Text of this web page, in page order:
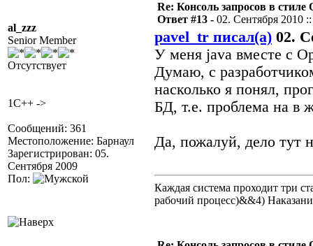
al_zzz
Senior Member
Отсутствует
1C++ ->
Сообщений: 361
Местоположение: Барнаул
Зарегистрирован: 05.
Сентября 2009
Пол:
Re: Консоль запросов в стиле
Ответ #13 - 02. Сентября 2010
pavel_tr писал(а) 02.
У меня java вместе с
Думаю, с
насколько я понял,
БД, т.е. проблема на в
Да, пожалуй, дело тут
Каждая система проходит три
рабочий процесс)&&4)